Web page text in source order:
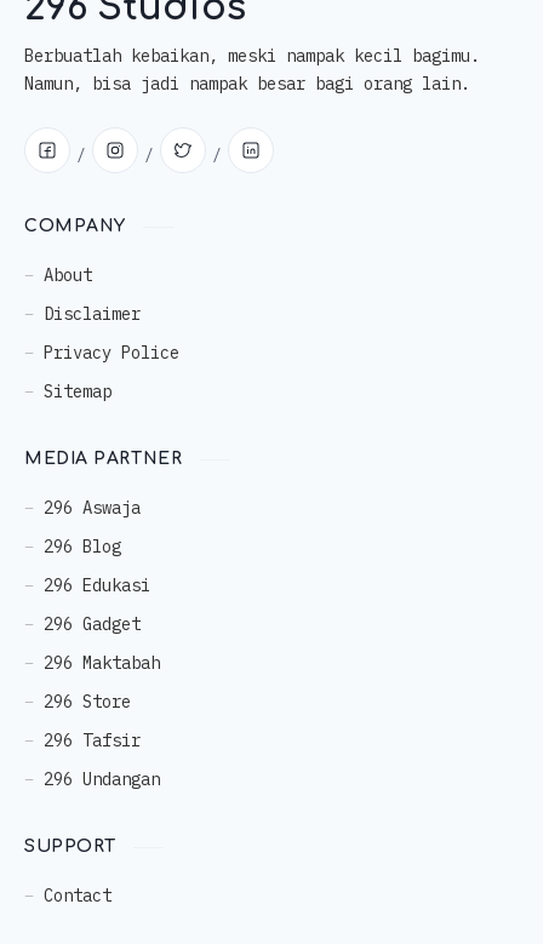
296 Studios
Berbuatlah kebaikan, meski nampak kecil bagimu.
Namun, bisa jadi nampak besar bagi orang lain.
COMPANY
About
Disclaimer
Privacy Police
Sitemap
MEDIA PARTNER
296 Aswaja
296 Blog
296 Edukasi
296 Gadget
296 Maktabah
296 Store
296 Tafsir
296 Undangan
SUPPORT
Contact